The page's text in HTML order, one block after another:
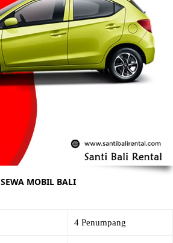
SEWA MOBIL BALI
4 Penumpang